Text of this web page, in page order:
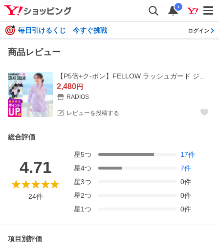
i
毎日引けるくじ 今すぐ挑戦 ログイン
商品レビュー
2,480円
RADIOS
レビューを投稿する
総合評価
4.71
24件
星5つ 17件
星4つ 7件
星3つ 0件
星2つ 0件
星1つ 0件
項目別評価